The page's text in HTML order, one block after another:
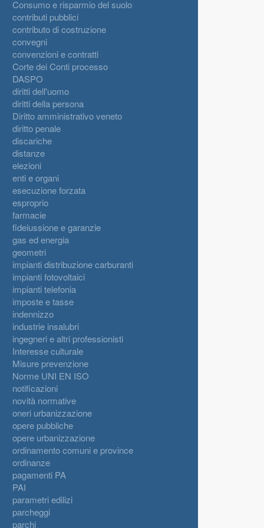
Consumo e risparmio del suolo
contributi pubblici
contributo di costruzione
convegni
convenzioni e contratti
Corte dei Conti processo
DASPO
diritti dell'uomo
diritti della persona
Diritto amministrativo veneto
diritto penale
discariche
distanze
elezioni
enti e organi
esecuzione forzata
esproprio
farmacie
fideiussione e garanzie
gas ed energia
geometri
impianti distribuzione carburanti
impianti fotovoltaici
impianti telefonia
imposte e tasse
indennizzo
industrie insalubri
ingegneri e altri professionisti
Interesse culturale
Misure prevenzione
Norme UNI EN ISO
notificazioni
novità normative
oneri urbanizzazione
opere pubbliche
opere urbanizzazione
ordinamento comuni e province
ordinanze
pagamenti PA
PAI
parametri edilizi
parcheggi
parchi